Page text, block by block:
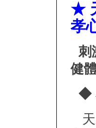
★
孝
刺
健體
◆
天